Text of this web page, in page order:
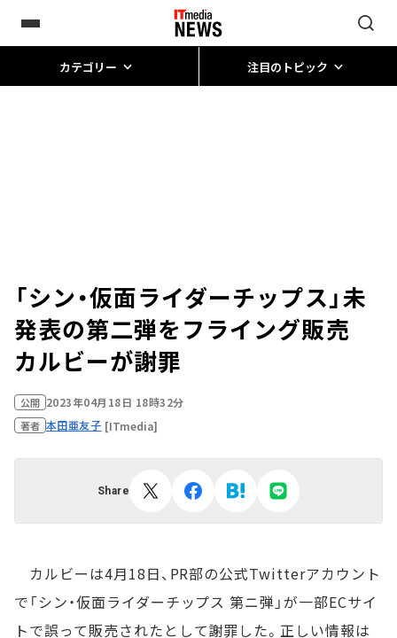
カテゴリー 注目のトピック
「シン・仮面ライダーチップス」未
発表の第二弾をフライング販売
カルビーが謝罪
公開 2023年04月18日 18時32分
著者 本田亜友子 [ITmedia]
Share
カルビーは4月18日、PR部の公式Twitterアカウント
で「シン・仮面ライダーチップス 第ニ弾」が一部ECサイ
トで誤って販売されたとして謝罪した。正しい情報は